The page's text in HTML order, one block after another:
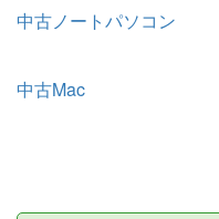
中古ノートパソコン
中古Mac